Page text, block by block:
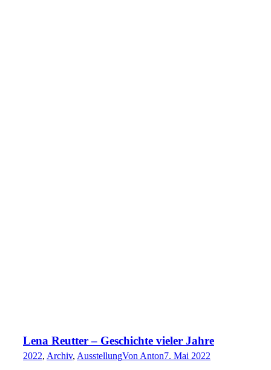
Lena Reutter – Geschichte vieler Jahre
2022, Archiv, AusstellungVon Anton7. Mai 2022